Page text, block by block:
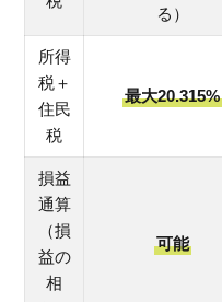
る）
所得
税＋
住民
税
最大20.315%
損益
通算
（損
益の
相
可能